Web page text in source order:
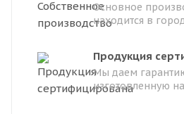
Основное
находится в
Продукция
Мы даем
изготовленную